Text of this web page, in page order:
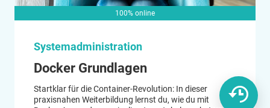
100% online
Systemadministration
Docker Grundlagen
Startklar für die Container-Revolution: In dieser
praxisnahen Weiterbildung lernst du, wie du mit